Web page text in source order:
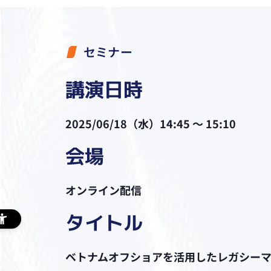
セミナー
講演日時
2025/06/18（水）14:45 ～ 15:10
会場
オンライン配信
タイトル
ベトナムオフショアを活用したレガシー